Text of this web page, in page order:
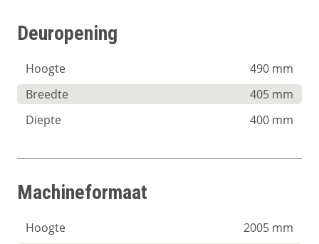
Deuropening
Hoogte
490 mm
Breedte
405 mm
Diepte
400 mm
Machineformaat
Hoogte
2005 mm